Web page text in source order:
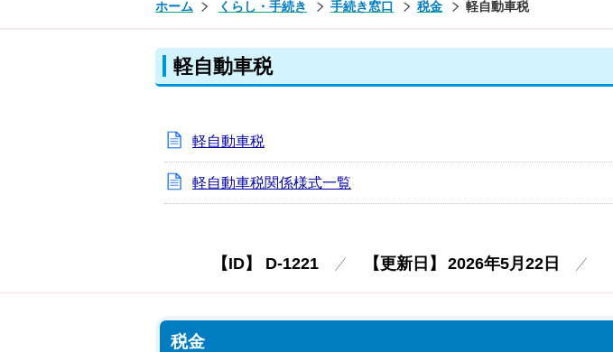
ホーム くらし・手続き 手続き窓口 税金 軽自動車税
軽自動車税
軽自動車税
軽自動車税関係様式一覧
【ID】 D-1221 【更新日】 2026年5月22日
税金